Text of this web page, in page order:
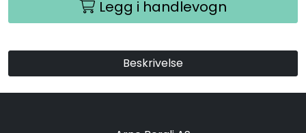
Legg i handlevogn
Beskrivelse